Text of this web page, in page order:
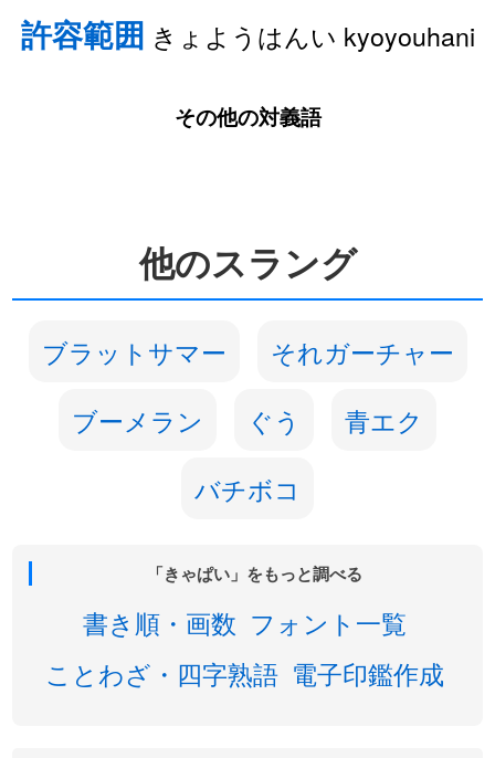
許容範囲 きょようはんい kyoyouhani
その他の対義語
他のスラング
ブラットサマー
それガーチャー
ブーメラン
ぐう
青エク
バチボコ
「きゃぱい」をもっと調べる
書き順・画数 フォント一覧
ことわざ・四字熟語 電子印鑑作成